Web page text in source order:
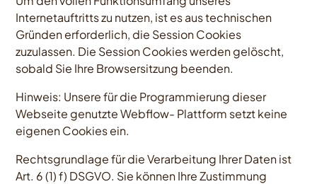
Internetauftritts zu nutzen, ist es aus technischen
Gründen erforderlich, die Session Cookies
zuzulassen. Die Session Cookies werden gelöscht,
sobald Sie Ihre Browsersitzung beenden.
Hinweis: Unsere für die Programmierung dieser
Webseite genutzte Webflow- Plattform setzt keine
eigenen Cookies ein.
Rechtsgrundlage für die Verarbeitung Ihrer Daten ist
Art. 6 (1) f) DSGVO. Sie können Ihre Zustimmung